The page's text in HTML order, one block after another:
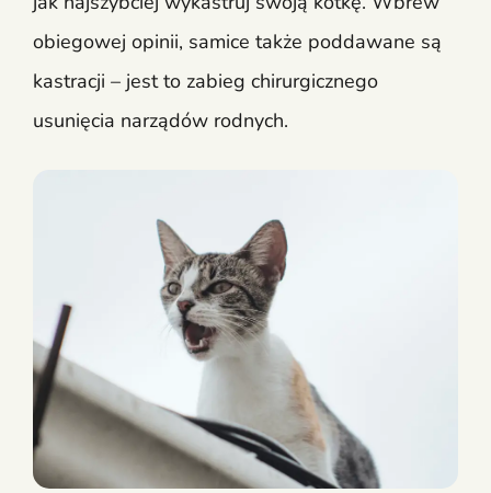
obiegowej opinii, samice także poddawane są
kastracji – jest to zabieg chirurgicznego
usunięcia narządów rodnych.